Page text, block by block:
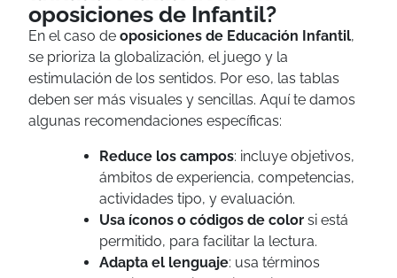
oposiciones de Infantil?
En el caso de oposiciones de Educación Infantil,
se prioriza la globalización, el juego y la
estimulación de los sentidos. Por eso, las tablas
deben ser más visuales y sencillas. Aquí te damos
algunas recomendaciones específicas:
Reduce los campos: incluye objetivos,
ámbitos de experiencia, competencias,
actividades tipo, y evaluación.
Usa íconos o códigos de color si está
permitido, para facilitar la lectura.
Adapta el lenguaje: usa términos